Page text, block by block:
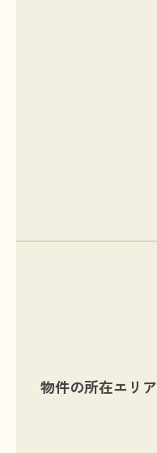
物件の所在エリア